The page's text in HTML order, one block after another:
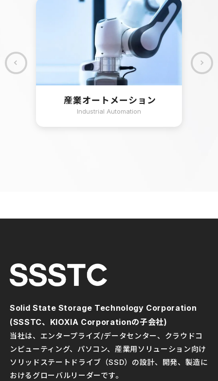
産業オートメーション
Industrial Automation
Solid State Storage Technology Corporation
(SSSTC、KIOXIA Corporationの子会社)
当社は、エンタープライズ/データセンター、クラウドコ
ンピューティング、パソコン、産業用ソリューション向け
ソリッドステートドライブ（SSD）の設計、開発、製造に
おけるグローバルリーダーです。